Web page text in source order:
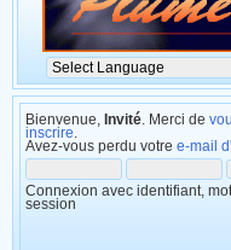
Bienvenue, Invité . Merci de
inscrire
Avez-vous perdu votre e-mail
Connexion avec identifiant,
session